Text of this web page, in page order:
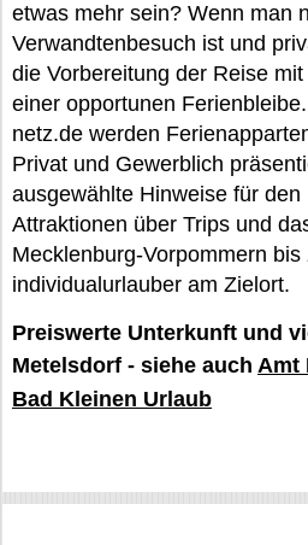
etwas mehr sein? Wenn man
Verwandtenbesuch ist und
die Vorbereitung der Reise
einer opportunen
netz.de werden
Privat und Gewerblich
ausgewählte Hinweise für den
Attraktionen über Trips und
Mecklenburg-Vorpommern
individualurlauber am Zielort.
Preiswerte Unterkunft und
Metelsdorf - siehe auch Amt
Bad Kleinen Urlaub